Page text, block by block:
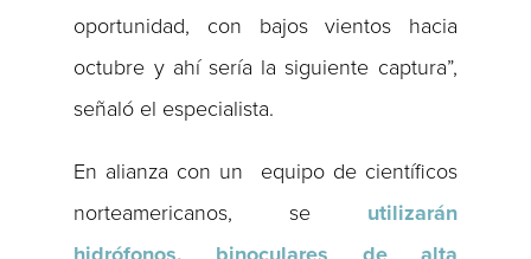
oportunidad, con bajos vientos hacia
octubre y ahí sería la siguiente captura”,
señaló el especialista.
En alianza con un equipo de científicos
norteamericanos, se utilizarán